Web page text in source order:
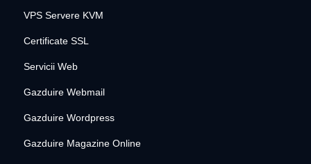
VPS Servere KVM
Certificate SSL
Servicii Web
Gazduire Webmail
Gazduire Wordpress
Gazduire Magazine Online